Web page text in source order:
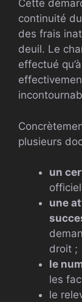
Cette
continuité
des frais
deuil. Le
effectué
plusieurs
un
une
droit ;
le
les
le